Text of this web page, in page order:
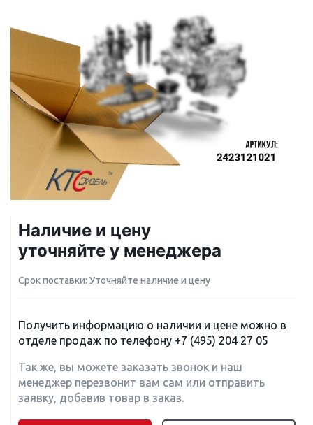
Наличие и цену
уточняйте у менеджера
Срок поставки: Уточняйте наличие и цену
Получить информацию о наличии и цене можно в
отделе продаж по телефону +7 (495) 204 27 05
Так же, вы можете заказать звонок и наш
менеджер перезвонит вам сам или отправить
заявку, добавив товар в заказ.